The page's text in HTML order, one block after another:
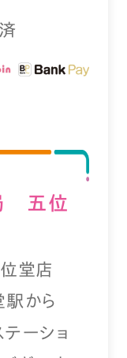
五位
堂店
駅から
ーショ